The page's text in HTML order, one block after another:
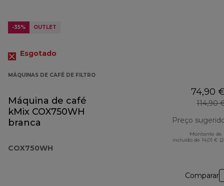
-35% OUTLET
Esgotado
MÁQUINAS DE CAFÉ DE FILTRO
Máquina de café
kMix COX750WH
branca
COX750WH
74,90
114,90
Preço
Montante de
incluído de 14,01 €
Comparar